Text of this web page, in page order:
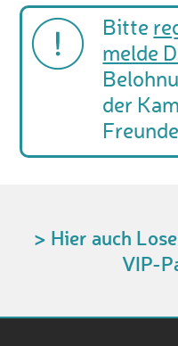
Bitte
melde
der
> Hier auch
VIP-